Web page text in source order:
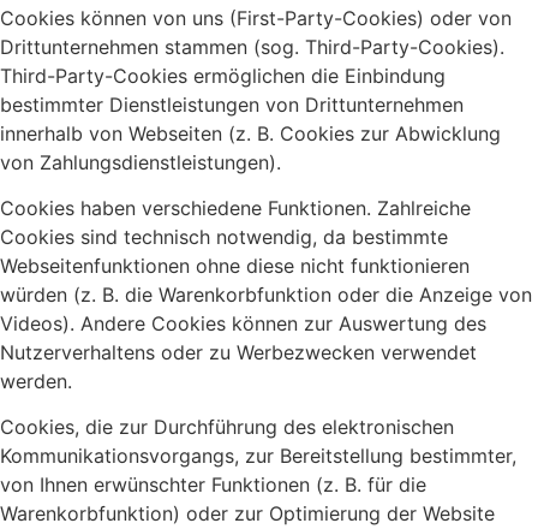
Cookies können von uns (First-Party-Cookies) oder von
Drittunternehmen stammen (sog. Third-Party-Cookies).
Third-Party-Cookies ermöglichen die Einbindung
bestimmter Dienstleistungen von Drittunternehmen
innerhalb von Webseiten (z. B. Cookies zur Abwicklung
von Zahlungsdienstleistungen).
Cookies haben verschiedene Funktionen. Zahlreiche
Cookies sind technisch notwendig, da bestimmte
Webseitenfunktionen ohne diese nicht funktionieren
würden (z. B. die Warenkorbfunktion oder die Anzeige von
Videos). Andere Cookies können zur Auswertung des
Nutzerverhaltens oder zu Werbezwecken verwendet
werden.
Cookies, die zur Durchführung des elektronischen
Kommunikationsvorgangs, zur Bereitstellung bestimmter,
von Ihnen erwünschter Funktionen (z. B. für die
Warenkorbfunktion) oder zur Optimierung der Website